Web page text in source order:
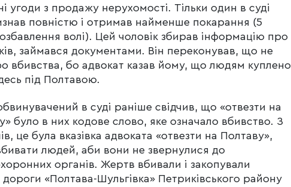
угоди з продажу нерухомості. Тільки один в суді
повністю і отримав найменше покарання (5
волі). Цей чоловік збирав інформацію про
займався документами. Він переконував, що не
вбивства, бо адвокат казав йому, що людям куплено
під Полтавою.
в суді раніше свідчив, що «отвезти на
було в них кодове слово, яке означало вбивство. З
це була вказівка адвоката «отвезти на Полтаву»,
людей, аби вони не звернулися до
органів. Жертв вбивали і закопували
«Полтава-Шульгівка» Петриківського району